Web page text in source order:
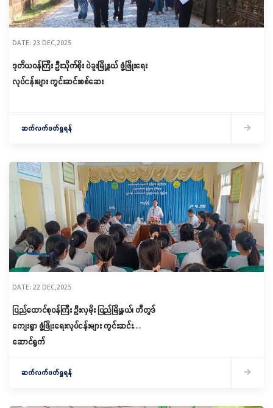
DATE: 23 DEC,2025
ဒုတိယဝန်ကြီး ဦးသိုက်စိုး ပဲခူးမြို့နယ် ဖွံ့ဖြိုးရေး
လုပ်ငန်းများ ကွင်းဆင်းစစ်ဆေး
ဆက်လက်ဖတ်ရှုရန်
DATE: 22 DEC,2025
ပြည်ထောင်စုဝန်ကြီး ဦးလှမိုး ပြည်မြို့နယ်၊ တီတွဒ်
ကျေးရွာ ဖွံ့ဖြိုးရေးလုပ်ငန်းများ ကွင်းဆင်း
ဆောင်ရွက်
ဆက်လက်ဖတ်ရှုရန်